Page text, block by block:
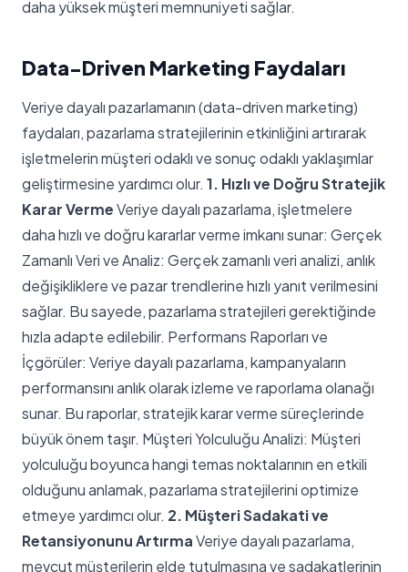
daha yüksek müşteri memnuniyeti sağlar.
Data-Driven Marketing Faydaları
Veriye dayalı pazarlamanın (data-driven marketing)
faydaları, pazarlama stratejilerinin etkinliğini artırarak
işletmelerin müşteri odaklı ve sonuç odaklı yaklaşımlar
geliştirmesine yardımcı olur. 1. Hızlı ve Doğru Stratejik
Karar VermeVeriye dayalı pazarlama, işletmelere
daha hızlı ve doğru kararlar verme imkanı sunar: Gerçek
Zamanlı Veri ve Analiz: Gerçek zamanlı veri analizi, anlık
değişikliklere ve pazar trendlerine hızlı yanıt verilmesini
sağlar. Bu sayede, pazarlama stratejileri gerektiğinde
hızla adapte edilebilir. Performans Raporları ve
İçgörüler: Veriye dayalı pazarlama, kampanyaların
performansını anlık olarak izleme ve raporlama olanağı
sunar. Bu raporlar, stratejik karar verme süreçlerinde
büyük önem taşır. Müşteri Yolculuğu Analizi: Müşteri
yolculuğu boyunca hangi temas noktalarının en etkili
olduğunu anlamak, pazarlama stratejilerini optimize
etmeye yardımcı olur. 2. Müşteri Sadakati ve
Retansiyonunu ArtırmaVeriye dayalı pazarlama,
mevcut müşterilerin elde tutulmasına ve sadakatlerinin